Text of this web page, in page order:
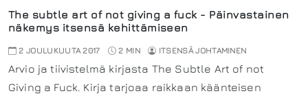
The subtle art of not giving a fuck - Päinvastainen
näkemys itsensä kehittämiseen
2 JOULUKUUTA 2017 2 MIN ITSENSÄ JOHTAMINEN
Arvio ja tiivistelmä kirjasta The Subtle Art of not
Giving a Fuck. Kirja tarjoaa raikkaan käänteisen